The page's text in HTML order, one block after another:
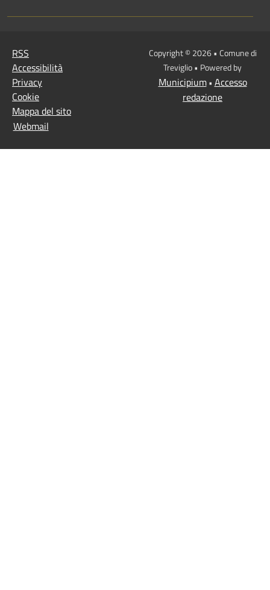
RSS
Accessibilità
Privacy
Cookie
Mappa del sito
Webmail
Copyright © 2026 • Comune di
Treviglio • Powered by
Municipium• Accesso
redazione